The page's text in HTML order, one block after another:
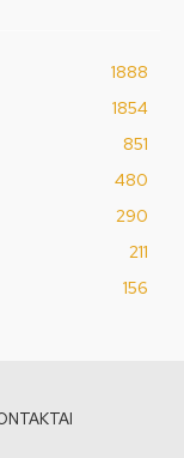
1888
1854
851
480
290
211
156